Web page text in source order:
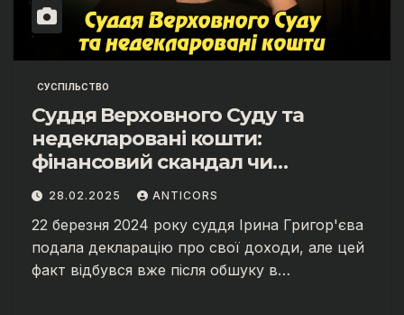
СУСПІЛЬСТВО
Суддя Верховного Суду та
недекларовані кошти:
фінансовий скандал чи
непорозуміння?
28.02.2025 ANTICORS
22 березня 2024 року суддя Ірина Григор'єва
подала декларацію про свої доходи, але цей
факт відбувся вже після обшуку в…